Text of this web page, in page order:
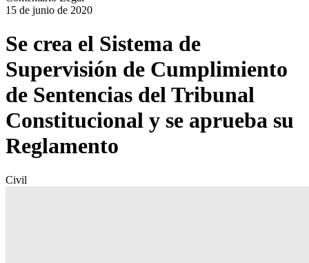
15 de junio de 2020
Se crea el Sistema de
Supervisión de Cumplimiento
de Sentencias del Tribunal
Constitucional y se aprueba su
Reglamento
Civil